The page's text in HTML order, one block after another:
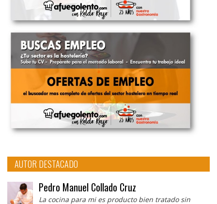
AUTOR DESTACADO
Pedro Manuel Collado Cruz
La cocina para mi es producto bien tratado sin